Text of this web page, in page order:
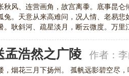
秋风、连营画角，故宫离黍。底事昆仑
兔。天意从来高难问，况人情、老易悲
。耿斜河、疏星淡月，断云微度。万里
孟浩然之广陵 作者：
，烟花三月下扬州。 孤帆远影碧空尽